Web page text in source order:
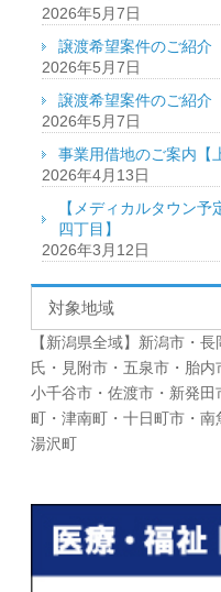
2026年5月7日
譲渡希望案件のご紹介
2026年5月7日
譲渡希望案件のご紹介
2026年5月7日
事業用借地のご案内【
2026年4月13日
【メディカルタウン
四丁目】
2026年3月12日
対象地域
【新潟県全域】新潟市・
氏・見附市・五泉市・胎内
小千谷市・佐渡市・新発
町・津南町・十日町市・南
湯沢町